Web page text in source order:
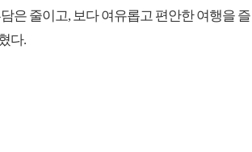
은 줄이고, 보다 여유롭고 편안한 여행을 즐
다.